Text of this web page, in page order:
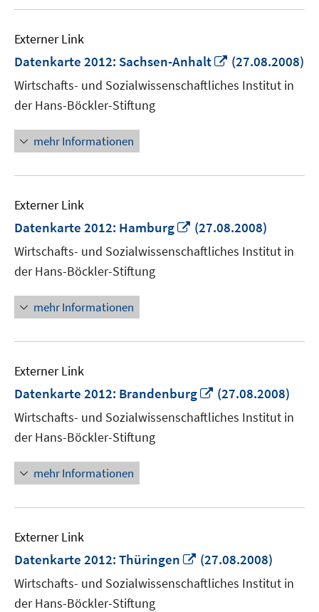
Externer Link
Datenkarte 2012: Sachsen-Anhalt
In
neuem
Fenster
(27.08.2008)
Wirtschafts- und Sozialwissenschaftliches Institut in
der Hans-Böckler-Stiftung
mehr Informationen
Externer Link
Datenkarte 2012: Hamburg
In
neuem
Fenster
(27.08.2008)
Wirtschafts- und Sozialwissenschaftliches Institut in
der Hans-Böckler-Stiftung
mehr Informationen
Externer Link
Datenkarte 2012: Brandenburg
In
neuem
Fenster
(27.08.2008)
Wirtschafts- und Sozialwissenschaftliches Institut in
der Hans-Böckler-Stiftung
mehr Informationen
Externer Link
Datenkarte 2012: Thüringen
In
neuem
Fenster
(27.08.2008)
Wirtschafts- und Sozialwissenschaftliches Institut in
der Hans-Böckler-Stiftung